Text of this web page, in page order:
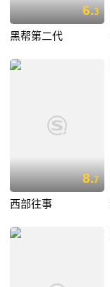
6.3
黑帮第二代
8.7
西部往事